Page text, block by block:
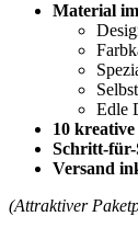
Material
Edle
10
Schritt-
Versand
(Attraktiver